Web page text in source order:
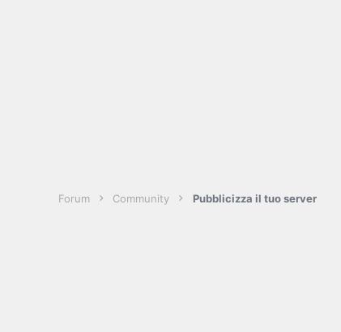
Forum Community Pubblicizza il tuo server